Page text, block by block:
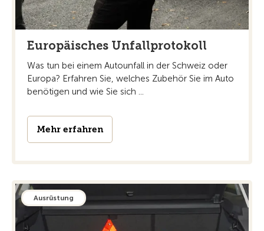
Europäisches Unfallprotokoll
Was tun bei einem Autounfall in der Schweiz oder
Europa? Erfahren Sie, welches Zubehör Sie im Auto
benötigen und wie Sie sich ...
Mehr erfahren
Ausrüstung